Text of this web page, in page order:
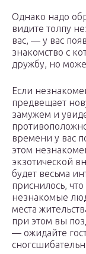
Однако надо
видите толпу
вас, — у вас
знакомство с
дружбу, но
Если
предвещает
замужем и
времени у вас
этом
экзотической
будет весьма
приснилось,
незнакомые
места
при этом вы
— ожидайте